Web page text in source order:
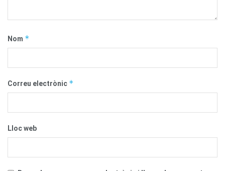
Nom *
Correu electrònic *
Lloc web